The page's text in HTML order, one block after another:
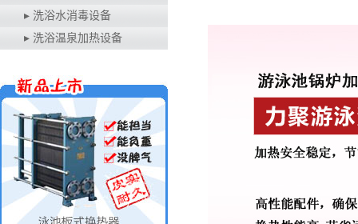
▸ 洗浴水消毒设备
▸ 洗浴温泉加热设备